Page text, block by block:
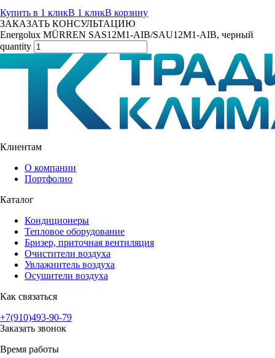
Купить в 1 кликВ 1 кликВ корзину
ЗАКАЗАТЬ КОНСУЛЬТАЦИЮ
Energolux MÜRREN SAS12M1-AIB/SAU12M1-AIB, черный
quantity
Клиентам
О компании
Портфолио
Каталог
Кондиционеры
Тепловое оборудование
Бризер, приточная вентиляция
Очистители воздуха
Увлажнитель воздуха
Осушители воздуха
Как связаться
+7(910)493-90-79
Заказать звонок
Время работы